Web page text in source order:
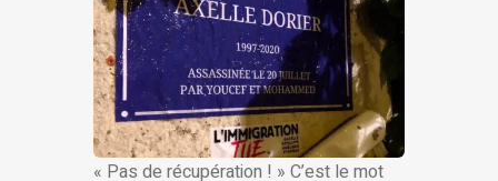
« Pas de récupération ! » C’est le mot